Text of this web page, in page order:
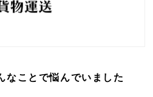
なことで悩んでいました